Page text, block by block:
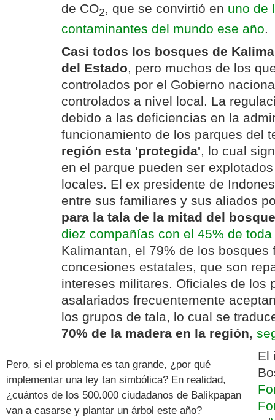
de CO2, que se convirtió en uno de
contaminantes del mundo ese año.
Casi todos los bosques de
del Estado, pero muchos de los
controlados por el Gobierno
controlados a nivel local. La
debido a las deficiencias en la
funcionamiento de los parques del
región esta 'protegida', lo cual
en el parque pueden ser
locales. El ex presidente de
entre sus familiares y sus aliados
para la tala de la mitad del
diez compañías con el 45% de
Kalimantan, el 79% de los bosques
concesiones estatales, que son
intereses militares. Oficiales de los
asalariados frecuentemente
los grupos de tala, lo cual se
70% de la madera en la región,
Pero, si el problema es tan grande, ¿por qué
implementar una ley tan simbólica? En realidad,
¿cuántos de los 500.000 ciudadanos de Balikpapan
van a casarse y plantar un árbol este año?
El